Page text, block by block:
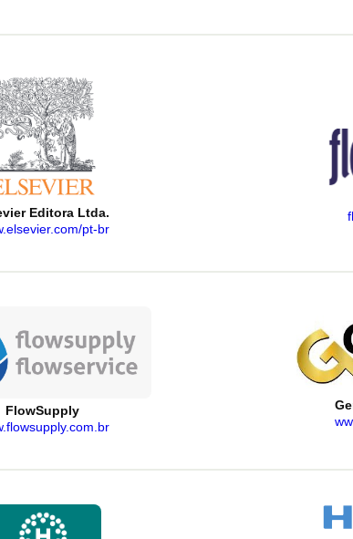
Editora Ltda.
pt-br
FlowSupply